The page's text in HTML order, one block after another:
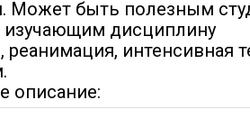
Может быть полезным
изучающим дисциплину
реанимация, интенсивная
описание: